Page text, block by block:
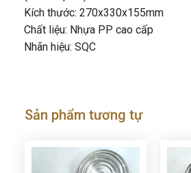
Kích thước: 270x330x155mm
Chất liệu: Nhựa PP cao cấp
Nhãn hiệu: SQC
Sản phẩm tương tự